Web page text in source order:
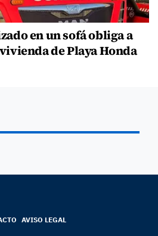
en un sofá obliga a
de Playa Honda
AVISO LEGAL